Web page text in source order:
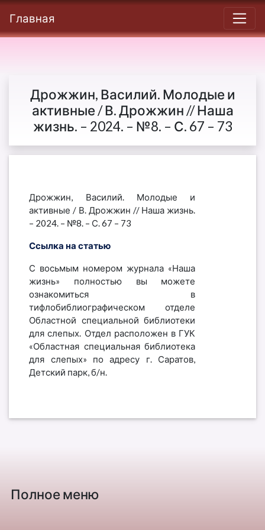
Главная
Дрожжин, Василий. Молодые и
активные / В. Дрожжин // Наша
жизнь. – 2024. – №8. – С. 67 – 73
Дрожжин, Василий. Молодые и
активные / В. Дрожжин // Наша жизнь.
– 2024. – №8. – С. 67 – 73
Ссылка на статью
С восьмым номером журнала «Наша
жизнь» полностью вы можете
ознакомиться в
тифлобиблиографическом отделе
Областной специальной библиотеки
для слепых. Отдел расположен в ГУК
«Областная специальная библиотека
для слепых» по адресу г. Саратов,
Детский парк, б/н.
Полное меню